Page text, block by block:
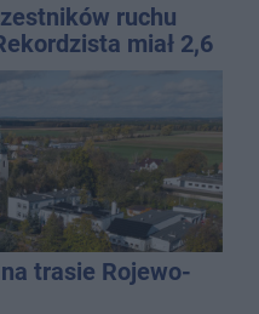
ruchu
miał 2,6
trasie Rojewo-